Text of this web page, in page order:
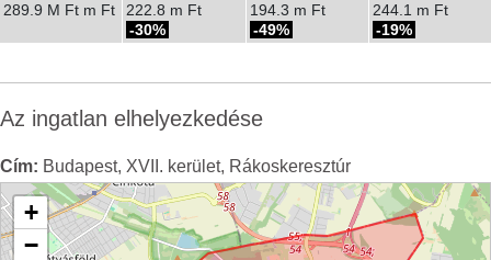
289.9 M Ft m Ft
222.8 m Ft
-30%
194.3 m Ft
-49%
244.1 m Ft
-19%
Az ingatlan elhelyezkedése
Cím: Budapest, XVII. kerület, Rákoskeresztúr
+
−